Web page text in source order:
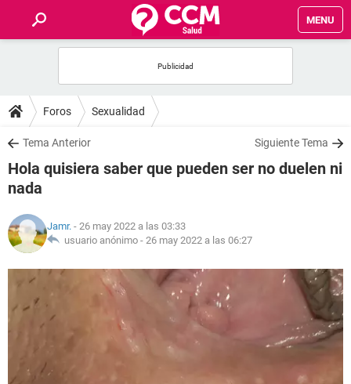
MENU
FOROS
SALUD
FAMILIA
NUTRICIÓN
SEXUALIDAD
Foros Sexualidad
Tema Anterior Siguiente Tema
Hola quisiera saber que pueden ser no duelen ni
nada
Jamr. - 26 may 2022 a las 03:33
usuario anónimo - 26 may 2022 a las 06:27